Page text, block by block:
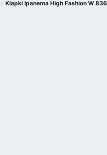
Klapki Ipanema High Fashion W